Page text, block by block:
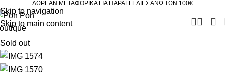
Skip to navigation
Skip to main content
ΔΩΡΕΑΝ ΜΕΤΑΦΟΡΙΚΑ ΓΙΑ ΠΑΡΑΓΓΕΛΙΕΣ ΑΝΩ ΤΩΝ 100€
Sold out